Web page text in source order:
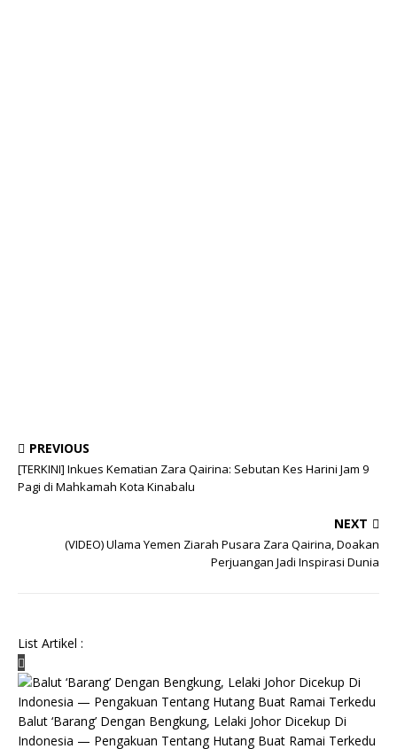
PREVIOUS
[TERKINI] Inkues Kematian Zara Qairina: Sebutan Kes Harini Jam 9
Pagi di Mahkamah Kota Kinabalu
NEXT
(VIDEO) Ulama Yemen Ziarah Pusara Zara Qairina, Doakan
Perjuangan Jadi Inspirasi Dunia
List Artikel :
Balut ‘Barang’ Dengan Bengkung, Lelaki Johor Dicekup Di
Indonesia — Pengakuan Tentang Hutang Buat Ramai Terkedu